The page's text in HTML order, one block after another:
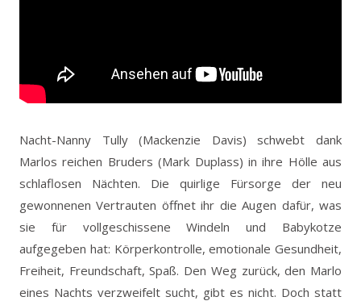
Nacht-Nanny Tully (Mackenzie Davis) schwebt dank
Marlos reichen Bruders (Mark Duplass) in ihre Hölle aus
schlaflosen Nächten. Die quirlige Fürsorge der neu
gewonnenen Vertrauten öffnet ihr die Augen dafür, was
sie für vollgeschissene Windeln und Babykotze
aufgegeben hat: Körperkontrolle, emotionale Gesundheit,
Freiheit, Freundschaft, Spaß. Den Weg zurück, den Marlo
eines Nachts verzweifelt sucht, gibt es nicht. Doch statt